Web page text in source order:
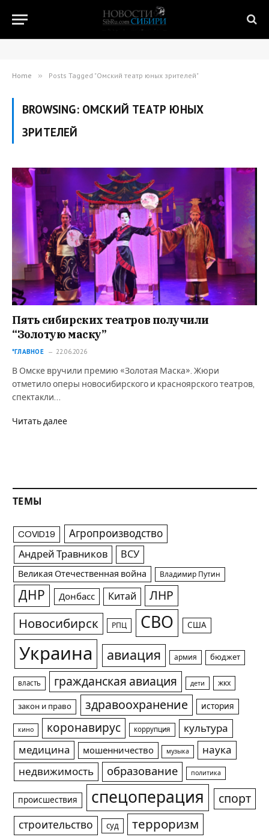
Home » Posts Tagged "Омский театр юных зрителей"
BROWSING: ОМСКИЙ ТЕАТР ЮНЫХ
ЗРИТЕЛЕЙ
Пять сибирских театров получили
“Золотую маску”
*ГЛАВНОЕ 22.06.2026
В Омске вручили премию «Золотая Маска». Жюри
отметило оперы новосибирского и красноярского театров,
спектакли…
Читать далее
ТЕМЫ
COVID19 Агропроизводство
Андрей Травников ВСУ
Великая Отечественная война Владимир Путин
ДНР Донбасс Китай ЛНР
Новосибирск РПЦ СВО США
Украина авиация армия бюджет
власть гражданская авиация дети жкх
закон и право здравоохранение история
кино коронавирус коррупция
культура
медицина
мошенничество музыка
наука
недвижимость
образование политика
происшествия спецоперация спорт
строительство суд терроризм